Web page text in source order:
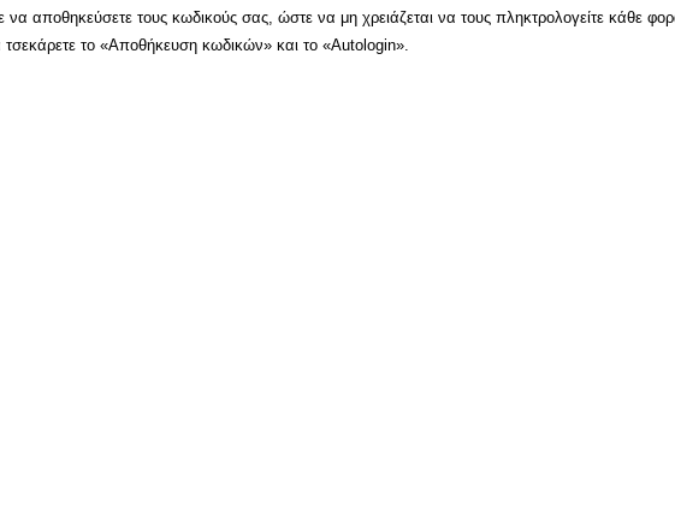
να αποθηκεύσετε τους κωδικούς σας, ώστε να μη χρειάζεται να τους πληκτρολογείτε κάθε
τσεκάρετε το «Αποθήκευση κωδικών» και το «Autologin».